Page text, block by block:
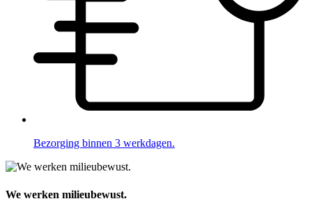
Bezorging binnen 3 werkdagen.
We werken milieubewust.